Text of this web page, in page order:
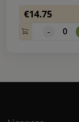
€14.75
- 0